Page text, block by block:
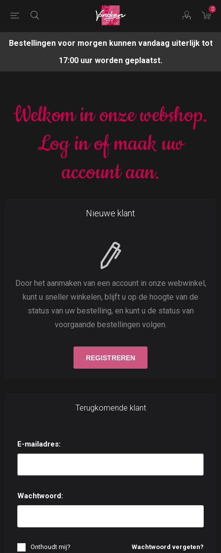
0
Bestellingen voor morgen kunnen vandaag uiterlijk tot
17:00 uur worden geplaatst.
Welkom in onze webshop.
Log in of maak uw
account aan.
Nieuwe klant
Door het aanmaken van een account in onze webwinkel,
kunt u sneller winkelen, blijft u op de hoogte van de
status van uw bestelling, en kunt u de status van
voorgaande bestellingen volgen.
Terugkomende klant
E-mailadres:
Wachtwoord:
Wachtwoord vergeten?
Onthoudt mij?